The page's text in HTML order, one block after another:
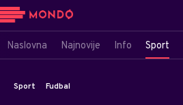
Naslovna Najnovije Info Sport
Sport Fudbal